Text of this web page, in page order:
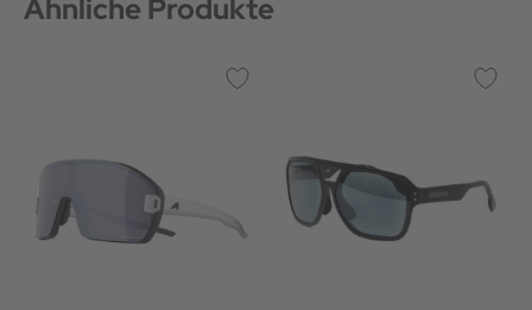
Ähnliche Produkte